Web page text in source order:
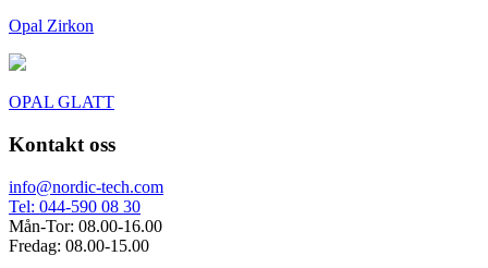
Opal Zirkon
OPAL GLATT
Kontakt oss
info@nordic-tech.com
Tel: 044-590 08 30
Mån-Tor: 08.00-16.00
Fredag: 08.00-15.00